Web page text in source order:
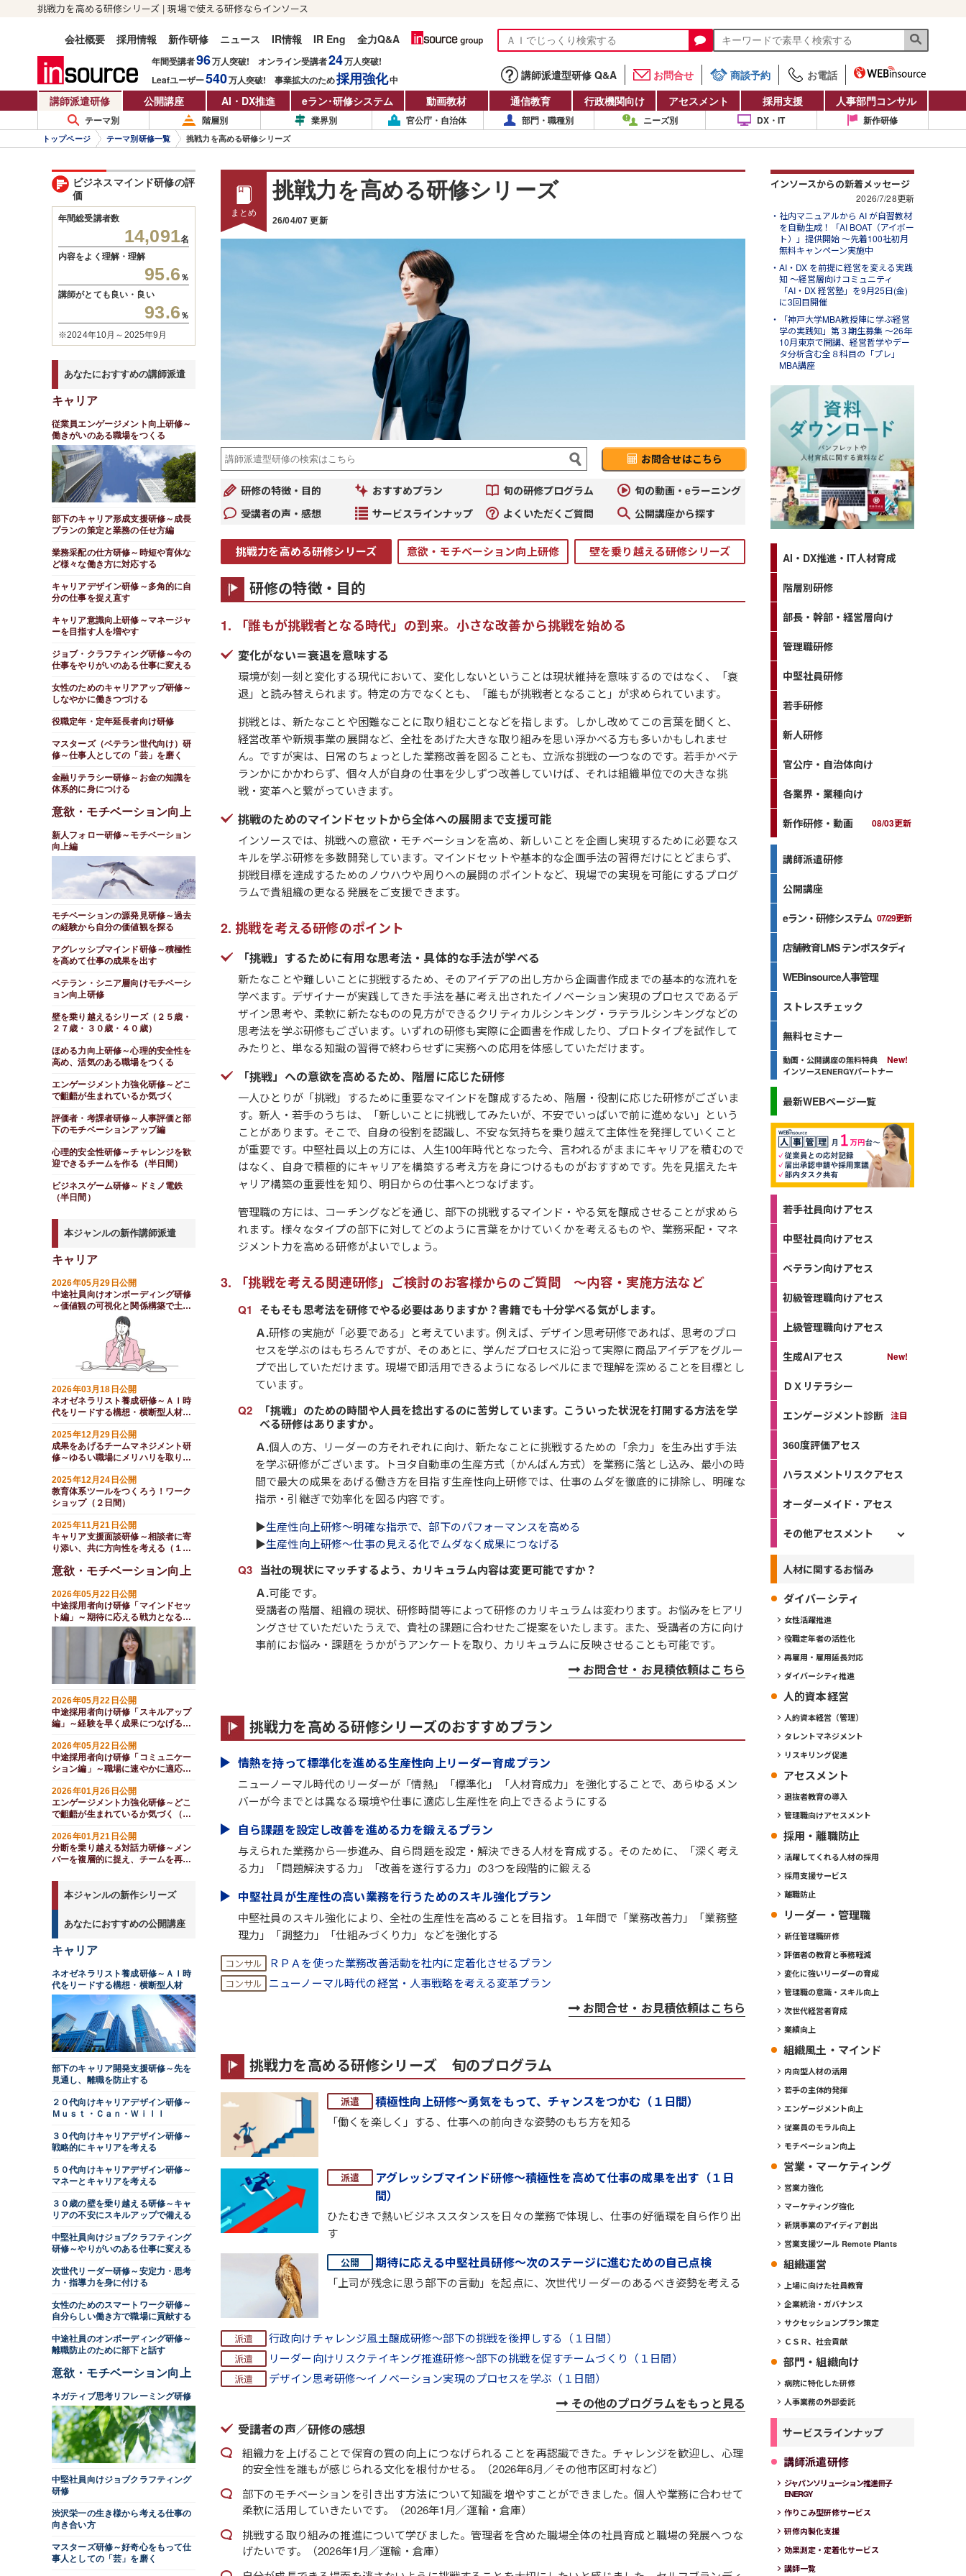
挑戦力を高める研修シリーズ | 現場で使える研修ならインソース
会社概要 採用情報 新作研修 ニュース IR情報 IR Eng 全力Q&A
年間受講者96万人突破! オンライン受講者24万人突破!
Leafユーザー540万人突破! 事業拡大のため採用強化中 講師派遣型研修 Q&A お問合せ 商談予約
お電話
講師派遣研修
公開講座 AI・DX推進 eラン・研修システム 動画教材 通信教育 行政機関向け アセスメント 採用支援 人事部門コンサル
テーマ別 階層別 業界別 官公庁・自治体 部門・職種別 ニーズ別 DX・IT 新作研修
トップページ テーマ別研修一覧 挑戦力を高める研修シリーズ
挑戦力を高める研修シリーズ
26/04/07 更新
お問合せはこちら
研修の特徴・目的 おすすめプラン 旬の研修プログラム
旬の動画・eラーニング
受講者の声・感想
サービスラインナップ よくいただくご質問 公開講座から探す
挑戦力を高める研修シリーズ 意欲・モチベーション向上研修 壁を乗り越える研修シリーズ
研修の特徴・目的
「誰もが挑戦者となる時代」の到来。小さな改善から挑戦を始める
変化がない＝衰退を意味する
環境が刻一刻と変化する現代において、変化しないということは現状維持を意味するのではなく、「衰
退」と読み替えられます。特定の方でなくとも、「誰もが挑戦者となること」が求められています。
挑戦とは、新たなことや困難なことに取り組むことなどを指します。しかし改めてこの言葉を聞くと、
経営改革や新規事業の展開など、全社をあげた大きな取り組みを思い浮かべる方も多いかもしれませ
ん。ですが実は、日常のちょっとした業務改善を図ることも、立派な挑戦の一つなのです。若手かベテ
ランかにかかわらず、個々人が自身の仕事を少しずつ改善していけば、それは組織単位での大きな挑
戦・変革へと繋がっていきます。
挑戦のためのマインドセットから全体への展開まで支援可能
インソースでは、挑戦への意欲・モチベーションを高め、新しいことを企画し実現するために必要なス
キルを学ぶ研修を多数開発しています。マインドセットや基本的な企画手法の習得だけにとどまらず、
挑戦目標を達成するためのノウハウや周りへの展開のポイントなど、現場での実現を可能にするプログ
ラムで貴組織の更なる発展をご支援できます。
挑戦を考える研修のポイント
「挑戦」するために有用な思考法・具体的な手法が学べる
新たなことや難しいことに挑戦するため、そのアイデアの出し方から企画書作成までの基本的な流れを
学べます。デザイナーが実践してきた手法を基に考え出されたイノベーション実現のプロセスであるデ
ザイン思考や、柔軟に新たなものの見方ができるクリティカルシンキング・ラテラルシンキングなどの
思考法を学ぶ研修もございます。いずれの研修も実際に企画書を作成したり、プロトタイプを試作して
みたりと、単なる知識の習得で終わらせずに実務への応用を体感していただけます。
「挑戦」への意欲を高めるため、階層に応じた研修
一人ひとりが「挑戦」するために重要なマインドを醸成するため、階層・役割に応じた研修がございま
す。新人・若手のうちは、「新しいことに挑戦してみたいが、不安でいっぱいで前に進めない」という
ことがあります。そこで、自身の役割を認識し、不安な気持ちを乗り越えて主体性を発揮していくこと
が重要です。中堅社員以上の方には、人生100年時代となった今、言われるがままにキャリアを積むので
はなく、自身で積極的にキャリアを構築する考え方を身につけるものがおすすめです。先を見据えたキ
ャリア構築の重要性を知り、明日からの仕事へとつなげます。
管理職の方には、コーチングなどを通じ、部下の挑戦するマインド・やる気を醸成させることが求めら
れます。様々なタイプの部下に対してどのように言葉をかけていくかを考えるものや、業務采配・マネ
ジメント力を高める研修がよいでしょう。
「挑戦を考える関連研修」ご検討のお客様からのご質問 ～内容・実施方法など
そもそも思考法を研修でやる必要はありますか？書籍でも十分学べる気がします。
Ａ.研修の実施が「必要である」と考えています。例えば、デザイン思考研修であれば、思考のプロ
セスを学ぶのはもちろんですが、そのあとに、学んだプロセスに沿って実際に商品アイデアをグルー
プで出していただけます。現場で即活用できるようになるレベルにまで理解を深めることを目標とし
ています。
「挑戦」のための時間や人員を捻出するのに苦労しています。こういった状況を打開する方法を学
べる研修はありますか。
Ａ.個人の方、リーダーの方それぞれに向け、新たなことに挑戦するための「余力」を生み出す手法
を学ぶ研修がございます。トヨタ自動車の生産方式（かんばん方式）を業務に落とし込み、最小の時
間で最大の成果をあげる働き方を目指す生産性向上研修では、仕事のムダを徹底的に排除し、明確な
指示・引継ぎで効率化を図る内容です。
▶生産性向上研修～明確な指示で、部下のパフォーマンスを高める
▶生産性向上研修～仕事の見える化でムダなく成果につなげる
当社の現状にマッチするよう、カリキュラム内容は変更可能ですか？
Ａ.可能です。
受講者の階層、組織の現状、研修時間等によって研修のカリキュラムは変わります。お悩みをヒアリ
ングさせていただいたうえで、貴社の課題に合わせたご提案をいたします。また、受講者の方に向け
事前にお悩み・課題をうかがうアンケートを取り、カリキュラムに反映させることも可能です。
お問合せ・お見積依頼はこちら
挑戦力を高める研修シリーズのおすすめプラン
情熱を持って標準化を進める生産性向上リーダー育成プラン
ニューノーマル時代のリーダーが「情熱」「標準化」「人材育成力」を強化することで、あらゆるメン
バーが今までとは異なる環境や仕事に適応し生産性を向上できるようにする
自ら課題を設定し改善を進める力を鍛えるプラン
与えられた業務から一歩進み、自ら問題を設定・解決できる人材を育成する。そのために、「深く考え
る力」「問題解決する力」「改善を遂行する力」の3つを段階的に鍛える
中堅社員が生産性の高い業務を行うためのスキル強化プラン
中堅社員のスキル強化により、全社の生産性を高めることを目指す。１年間で「業務改善力」「業務整
理力」「調整力」「仕組みづくり力」などを強化する
ＲＰＡを使った業務改善活動を社内に定着化させるプラン
ニューノーマル時代の経営・人事戦略を考える変革プラン
お問合せ・お見積依頼はこちら
挑戦力を高める研修シリーズ 旬のプログラム
積極性向上研修～勇気をもって、チャンスをつかむ（１日間）
「働くを楽しく」する、仕事への前向きな姿勢のもち方を知る
アグレッシブマインド研修～積極性を高めて仕事の成果を出す（１日
間）
ひたむきで熱いビジネススタンスを日々の業務で体現し、仕事の好循環を自ら作り出
す
期待に応える中堅社員研修～次のステージに進むための自己点検
「上司が残念に思う部下の言動」を起点に、次世代リーダーのあるべき姿勢を考える
行政向けチャレンジ風土醸成研修～部下の挑戦を後押しする（１日間）
リーダー向けリスクテイキング推進研修～部下の挑戦を促すチームづくり（１日間）
デザイン思考研修～イノベーション実現のプロセスを学ぶ（１日間）
その他のプログラムをもっと見る
受講者の声／研修の感想
組織力を上げることで保育の質の向上につなげられることを再認識できた。チャレンジを歓迎し、心理
的安全性を誰もが感じられる文化を根付かせる。（2026年6月／その他市区町村など）
部下のモチベーションを引き出す方法について知識を増やすことができました。個人や業務に合わせて
柔軟に活用していきたいです。（2026年1月／運輸・倉庫）
挑戦する取り組みの推進について学びました。管理者を含めた職場全体の社員育成と職場の発展へつな
げたいです。（2026年1月／運輸・倉庫）
インソースからの新着メッセージ
2026/7/28更新
社内マニュアルから AI が自習教材
を自動生成！「AI BOAT（アイボー
ト）」提供開始 ～先着100社初月
無料キャンペーン実施中
AI・DX を前提に経営を変える実践
知 ～経営層向けコミュニティ
「AI・DX 経営塾」を9月25日(金)
に3回目開催
「神戸大学MBA教授陣に学ぶ経営
学の実践知」第３期生募集 ～26年
10月東京で開講、経営哲学やデー
タ分析含む全８科目の「プレ」
MBA講座
Jul.31
コラム「パワークエリでできること
～Excelの面倒な繰り返し作業を自
動化して時短する」のご紹介
AI・DX推進・IT人材育成
階層別研修
部長・幹部・経営層向け
管理職研修
中堅社員研修
若手研修
新人研修
官公庁・自治体向け
各業界・業種向け
新作研修・動画 08/03更新
講師派遣研修
公開講座
eラン・研修システム 07/29更新
店舗教育LMS テンポスタディ
WEBinsource人事管理
ストレスチェック
無料セミナー
動画・公開講座の無料特典
インソースENERGYパートナー
最新WEBページ一覧
若手社員向けアセス
中堅社員向けアセス
ベテラン向けアセス
初級管理職向けアセス
上級管理職向けアセス
生成AIアセス
ＤＸリテラシー
エンゲージメント診断
360度評価アセス
ハラスメントリスクアセス
オーダーメイド・アセス
その他アセスメント
人材に関するお悩み
ダイバーシティ
女性活躍推進
役職定年者の活性化
再雇用・雇用延長対応
ダイバーシティ推進
人的資本経営
人的資本経営（管理）
タレントマネジメント
リスキリング促進
アセスメント
選抜者教育の導入
管理職向けアセスメント
採用・離職防止
活躍してくれる人材の採用
採用支援サービス
離職防止
リーダー・管理職
新任管理職研修
評価者の教育と事務軽減
変化に強いリーダーの育成
管理職の意識・スキル向上
次世代経営者育成
業績向上
組織風土・マインド
内向型人材の活用
若手の主体的発揮
エンゲージメント向上
従業員のモラル向上
モチベーション向上
営業・マーケティング
営業力強化
マーケティング強化
新規事業のアイディア創出
営業支援ツール Remote Plants
組織運営
上場に向けた社員教育
企業統治・ガバナンス
サクセッションプラン策定
ＣＳＲ、社会貢献
部門・組織向け
病院に特化した研修
人事業務の外部委託
サービスラインナップ
講師派遣研修
ジャパンソリューション推進冊子
ENERGY
作りこみ型研修サービス
研修内製化支援
効果測定・定着化サービス
講師一覧
ビジネスマインド研修の評
価
年間総受講者数
14,091名
内容をよく理解・理解
95.6 ％
講師がとても良い・良い
93.6 ％
※2024年10月～2025年9月
あなたにおすすめの講師派遣
キャリア
従業員エンゲージメント向上研修～
働きがいのある職場をつくる
部下のキャリア形成支援研修～成長
プランの策定と業務の任せ方編
業務采配の仕方研修～時短や育休な
ど様々な働き方に対応する
キャリアデザイン研修～多角的に自
分の仕事を捉え直す
キャリア意識向上研修～マネージャ
ーを目指す人を増やす
ジョブ・クラフティング研修～今の
仕事をやりがいのある仕事に変える
女性のためのキャリアアップ研修～
しなやかに働きつづける
役職定年・定年延長者向け研修
マスターズ（ベテラン世代向け）研
修～仕事人としての「芸」を磨く
金融リテラシー研修～お金の知識を
体系的に身につける
意欲・モチベーション向上
新人フォロー研修～モチベーション
向上編
モチベーションの源発見研修～過去
の経験から自分の価値観を探る
アグレッシブマインド研修～積極性
を高めて仕事の成果を出す
ベテラン・シニア層向けモチベーシ
ョン向上研修
壁を乗り越えるシリーズ（２５歳・
２７歳・３０歳・４０歳）
ほめる力向上研修～心理的安全性を
高め、活気のある職場をつくる
エンゲージメント力強化研修～どこ
で齟齬が生まれているか気づく
評価者・考課者研修～人事評価と部
下のモチベーションアップ編
心理的安全性研修～チャレンジを歓
迎できるチームを作る（半日間）
ビジネスゲーム研修～ドミノ電鉄
（半日間）
本ジャンルの新作講師派遣
キャリア
2026年05月29日公開
中途社員向けオンボーディング研修
～価値観の可視化と関係構築で土台
をつくる（半日間）
2026年03月18日公開
ネオゼネラリスト養成研修～ＡＩ時
代をリードする構想・横断型人材と
2025年12月29日公開
成果をあげるチームマネジメント研
修～ゆるい職場にメリハリを取り戻
2025年12月24日公開
教育体系ツールをつくろう！ワーク
ショップ（２日間）
2025年11月21日公開
キャリア支援面談研修～相談者に寄
り添い、共に方向性を考える（１日
意欲・モチベーション向上
2026年05月22日公開
中途採用者向け研修「マインドセッ
ト編」～期待に応える戦力となる
（１日間）
2026年05月22日公開
中途採用者向け研修「スキルアップ
編」～経験を早く成果につなげる
2026年05月22日公開
中途採用者向け研修「コミュニケー
ション編」～職場に速やかに適応す
2026年01月26日公開
エンゲージメント力強化研修～どこ
で齟齬が生まれているか気づく（１
2026年01月21日公開
分断を乗り越える対話力研修～メン
バーを複層的に捉え、チームを再統
本ジャンルの新作シリーズ
あなたにおすすめの公開講座
キャリア
ネオゼネラリスト養成研修～ＡＩ時
代をリードする構想・横断型人材
部下のキャリア開発支援研修～先を
見通し、離職を防止する
２０代向けキャリアデザイン研修～
Ｍｕｓｔ・Ｃａｎ・Ｗｉｌｌ
３０代向けキャリアデザイン研修～
戦略的にキャリアを考える
５０代向けキャリアデザイン研修～
マネーとキャリアを考える
３０歳の壁を乗り越える研修～キャ
リアの不安にスキルアップで備える
中堅社員向けジョブクラフティング
研修～やりがいのある仕事に変える
次世代リーダー研修～安定力・思考
力・指導力を身に付ける
女性のためのスマートワーク研修～
自分らしい働き方で職場に貢献する
中途社員のオンボーディング研修～
離職防止のために部下と話す
意欲・モチベーション向上
ネガティブ思考リフレーミング研修
中堅社員向けジョブクラフティング
研修
渋沢栄一の生き様から考える仕事の
向き合い方
マスターズ研修～好奇心をもって仕
事人としての「芸」を磨く